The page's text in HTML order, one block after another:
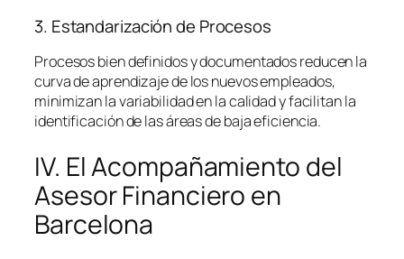
3. Estandarización de Procesos
Procesos bien definidos y documentados reducen la
curva de aprendizaje de los nuevos empleados,
minimizan la variabilidad en la calidad y facilitan la
identificación de las áreas de baja eficiencia.
IV. El Acompañamiento del
Asesor Financiero en
Barcelona